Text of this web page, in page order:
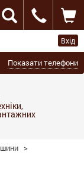
Вхід
Показати телефони
>